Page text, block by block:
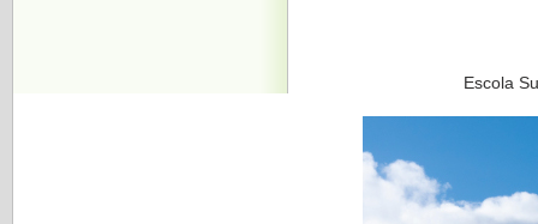
Escola